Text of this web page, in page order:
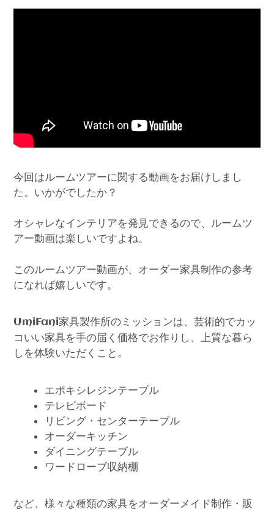
今回はルームツアーに関する動画をお届けしまし
た。いかがでしたか？
オシャレなインテリアを発見できるので、ルームツ
アー動画は楽しいですよね。
このルームツアー動画が、オーダー家具制作の参考
になれば嬉しいです。
UmiFani家具製作所のミッションは、芸術的でカッ
コいい家具を手の届く価格でお作りし、上質な暮ら
しを体験いただくこと。
エポキシレジンテーブル
テレビボード
リビング・センターテーブル
オーダーキッチン
ダイニングテーブル
ワードローブ収納棚
など、様々な種類の家具をオーダーメイド制作・販